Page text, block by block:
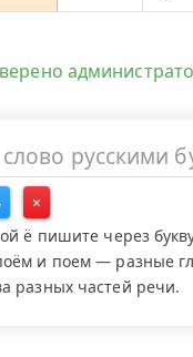
×
ё пишите через
и поем — разные
разных частей речи.